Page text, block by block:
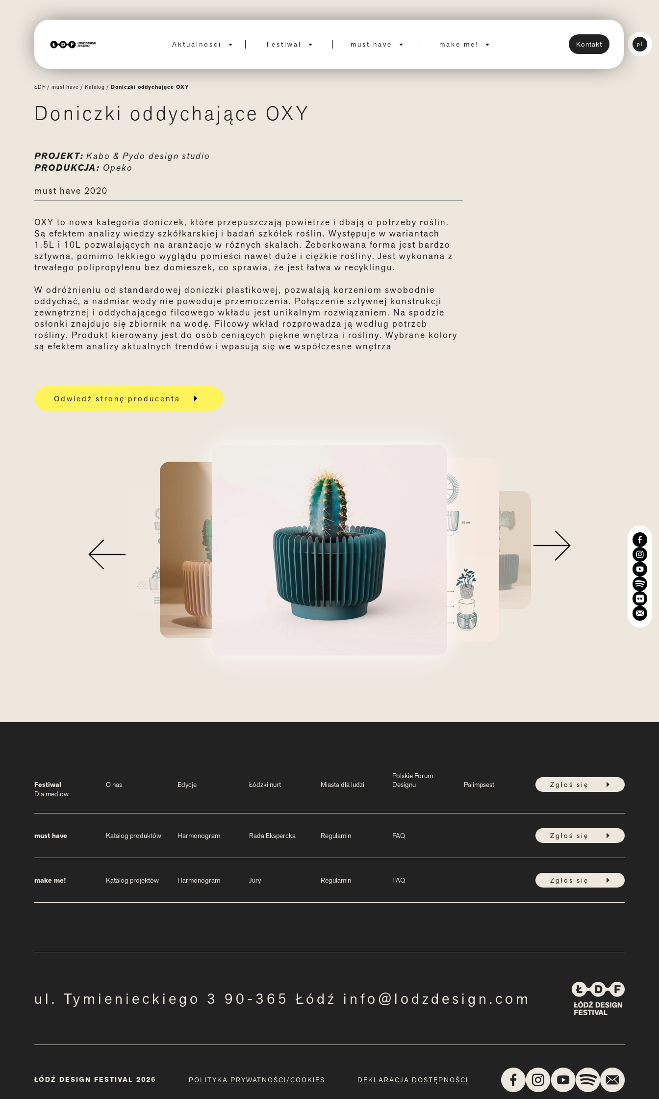
Aktualności Festiwal must have make me! Kontakt pl
ŁDF / must have / Katalog / Doniczki oddychające OXY
Doniczki oddychające OXY
PROJEKT: Kabo & Pydo design studio
PRODUKCJA: Opeko
must have 2020
OXY to nowa kategoria doniczek, które przepuszczają powietrze i dbają o potrzeby roślin.
Są efektem analizy wiedzy szkółkarskiej i badań szkółek roślin. Występuje w wariantach
1.5L i 10L pozwalających na aranżacje w różnych skalach. Żeberkowana forma jest bardzo
sztywna, pomimo lekkiego wyglądu pomieści nawet duże i ciężkie rośliny. Jest wykonana z
trwałego polipropylenu bez domieszek, co sprawia, że jest łatwa w recyklingu.
W odróżnieniu od standardowej doniczki plastikowej, pozwalają korzeniom swobodnie
oddychać, a nadmiar wody nie powoduje przemoczenia. Połączenie sztywnej konstrukcji
zewnętrznej i oddychającego filcowego wkładu jest unikalnym rozwiązaniem. Na spodzie
osłonki znajduje się zbiornik na wodę. Filcowy wkład rozprowadza ją według potrzeb
rośliny. Produkt kierowany jest do osób ceniących piękne wnętrza i rośliny. Wybrane kolory
są efektem analizy aktualnych trendów i wpasują się we współczesne wnętrza
Odwiedź stronę producenta
Festiwal O nas Edycje Łódzki nurt Miasta dla ludzi
Polskie Forum
Designu
Palimpsest
Dla mediów
Zgłoś się
must have Katalog produktów Harmonogram Rada Ekspercka Regulamin FAQ Zgłoś się
make me! Katalog projektów Harmonogram Jury Regulamin FAQ Zgłoś się
ul. Tymienieckiego 3 90-365 Łódź info@lodzdesign.com
ŁÓDŹ DESIGN FESTIVAL 2026 POLITYKA PRYWATNOŚCI/COOKIES DEKLARACJA DOSTĘPNOŚCI